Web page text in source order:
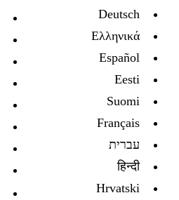
Deutsch
Ελληνικά
Español
Eesti
Suomi
Français
עברית
हिन्दी
Hrvatski